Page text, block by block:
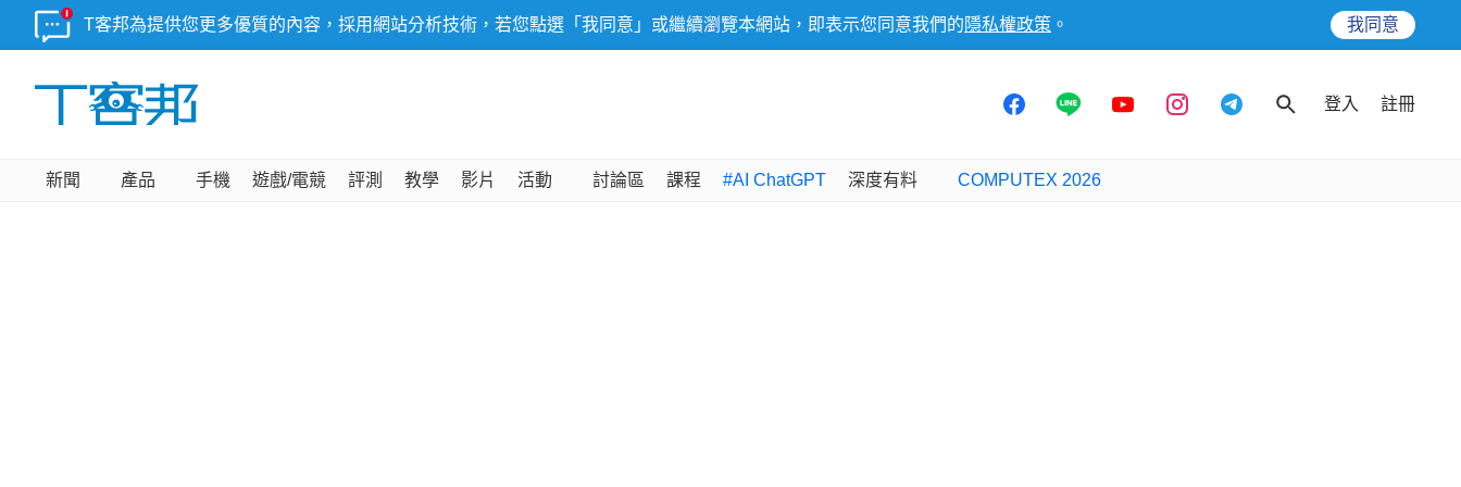
T客邦為提供您更多優質的內容，採用網站分析技術，若您點選「我同意」或繼續瀏覽本網站，即表示您同意我們的 隱私權政策 。 我同意
登入 註冊
新聞 產品 手機 遊戲/電競 評測 教學 影片 活動 討論區 課程 #AI ChatGPT 深度有料 COMPUTEX 2026